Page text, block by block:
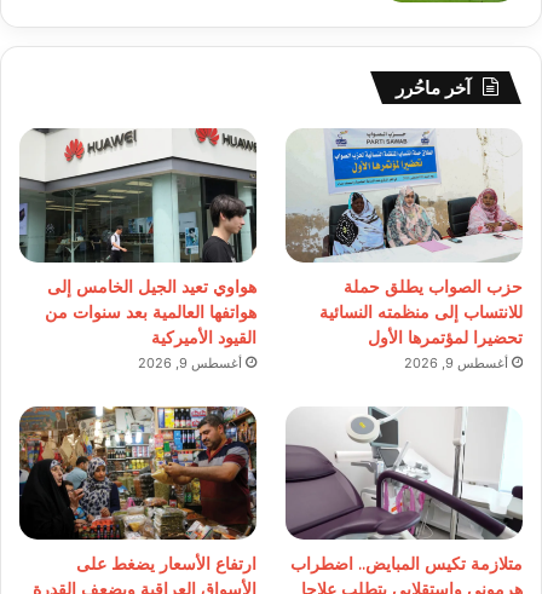
آخر ماحُرر
حزب الصواب يطلق حملة
للانتساب إلى منظمته النسائية
تحضيرا لمؤتمرها الأول
أغسطس 9, 2026
هواوي تعيد الجيل الخامس إلى
هواتفها العالمية بعد سنوات من
القيود الأميركية
أغسطس 9, 2026
متلازمة تكيس المبايض.. اضطراب
هرموني واستقلابي يتطلب علاجا
ارتفاع الأسعار يضغط على
الأسواق العراقية ويضعف القدرة